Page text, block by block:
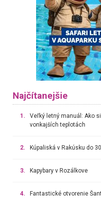
Najčítanejšie
1.
Veľký letný manuál: Ako
vonkajších teplotách
2. Kúpaliská v Rakúsku do
3. Kapybary v Rozálkove
4. Fantastické otvorenie